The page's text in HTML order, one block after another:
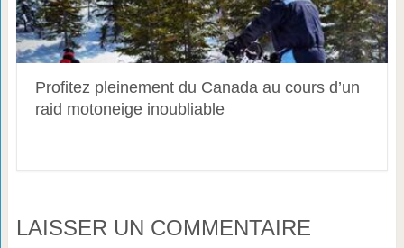
Profitez pleinement du Canada au cours d’un
raid motoneige inoubliable
LAISSER UN COMMENTAIRE